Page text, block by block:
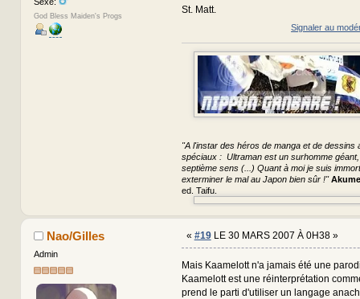
Sexe:
God Bless Maiden's Progs
St. Matt.
Signaler au
"A l'instar des héros de manga et de dessins
spéciaux : Ultraman est un surhomme
septième sens (...) Quant à moi je suis
exterminer le mal au Japon bien sûr !"
ed. Taifu.
Nao/Gilles
Admin
« #19LE 30 MARS 2007 À 0H38 »
Mais Kaamelott n'a jamais été une
Kaamelott est une réinterprétation
prend le parti d'utiliser un langage